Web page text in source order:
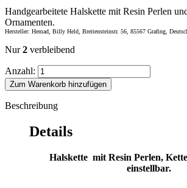
Handgearbeitete Halskette mit Resin Perlen
Ornamenten.
Hersteller: Hemad, Billy Held, Breitensteinstr. 56, 85567 Grafing,
Nur2 verbleibend
Anzahl:
Zum Warenkorb hinzufügen
Beschreibung
Details
Halskette mit Resin Perlen,
einstellbar.